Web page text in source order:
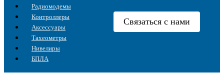
Радиомодемы
Контроллеры
Аксессуары
Тахеометры
Нивелиры
БПЛА
Связаться с нами